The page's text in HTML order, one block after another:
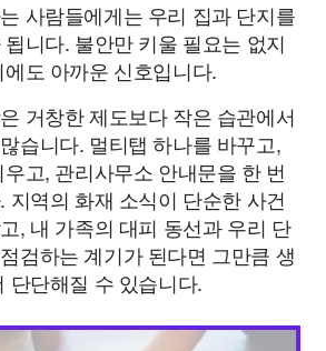
사람들에게는 우리 집과 단지를
니다. 불안만 키울 필요는 없지
도 아까운 신호입니다.
거창한 제도보다 작은 습관에서
습니다. 멀티탭 하나를 바꾸고,
고, 관리사무소 안내문을 한 번
지역의 화재 소식이 단순한 사건
, 내 가족의 대피 동선과 우리 단
검하는 계기가 된다면 그만큼 생
단단해질 수 있습니다.